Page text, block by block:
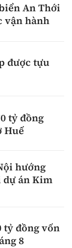
An Thới
vận hành
được tựu
tỷ đồng
Huế
hướng
dự án Kim
tỷ đồng vốn
8